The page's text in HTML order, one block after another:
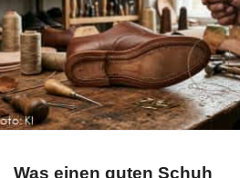
Was einen guten Schuh